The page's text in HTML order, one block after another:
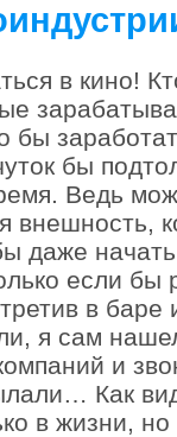
в кино!
бы
Ведь
внешность,
даже
если бы
в баре
я сам
и
Как
в жизни,